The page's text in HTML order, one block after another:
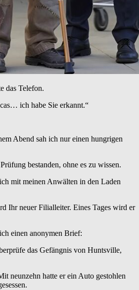
das Telefon.
ich habe Sie erkannt.“
Abend sah ich nur einen hungrigen
bestanden, ohne es zu wissen.
mit meinen Anwälten in den Laden
Ihr neuer Filialleiter. Eines Tages wird er
einen anonymen Brief:
das Gefängnis von Huntsville,
neunzehn hatte er ein Auto gestohlen